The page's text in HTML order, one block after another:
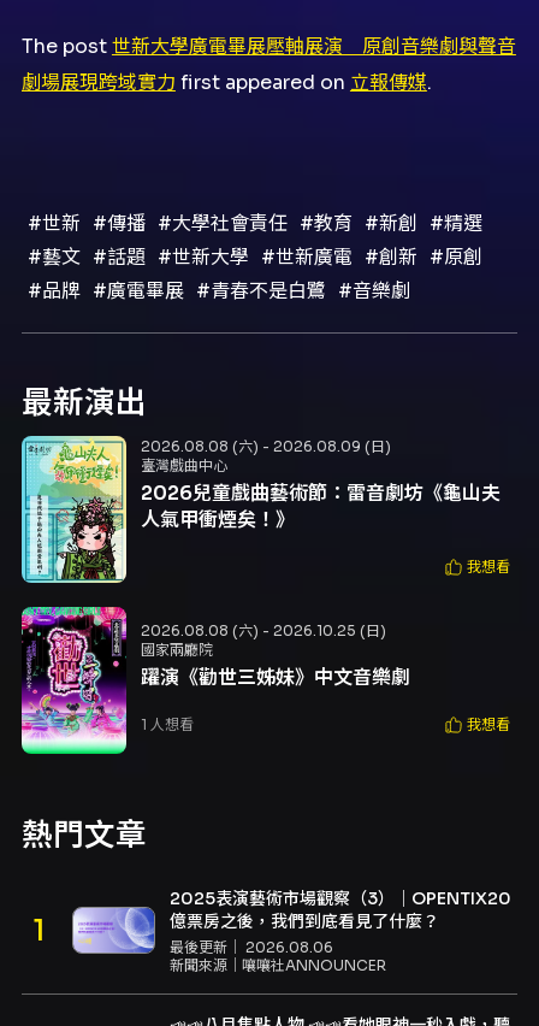
The post世新大學廣電畢展壓軸展演 原創音樂劇與聲音
劇場展現跨域實力 first appeared on 立報傳媒.
#世新 #傳播 #大學社會責任 #教育 #新創
#精選
#藝文 #話題 #世新大學 #世新廣電 #創新 #原創
#品牌 #廣電畢展 #青春不是白鷺 #音樂劇
最新演出
2026.08.08 (六) - 2026.08.09 (日)
臺灣戲曲中心
2026兒童戲曲藝術節：雷音劇坊《龜山夫
人氣甲衝煙矣！》
我想看
2026.08.08 (六) - 2026.10.25 (日)
國家兩廳院
躍演《勸世三姊妹》中文音樂劇
1 人想看 我想看
熱門文章
2025表演藝術市場觀察（3）｜OPENTIX20
億票房之後，我們到底看見了什麼？
最後更新｜ 2026.08.06
新聞來源｜ 嚷嚷社ANNOUNCER